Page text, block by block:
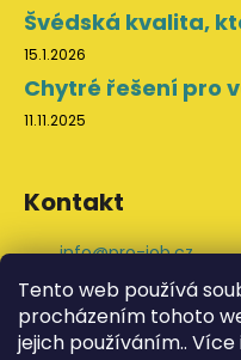
Tento web používá
procházením tohoto
jejich používáním..
Švédská kvalita,
15.1.2026
Chytré řešení pro
11.11.2025
Kontakt
info@pro-job.cz
+420 776 202 043
ProJob na Facebooku
svedskeodevy